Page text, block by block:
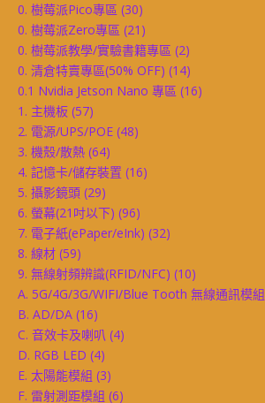
0. 樹莓派Pico專區 (30)
0. 樹莓派Zero專區 (21)
0. 樹莓派教學/實驗書籍專區 (2)
0. 清倉特賣專區(50% OFF) (14)
0.1 Nvidia Jetson Nano 專區 (16)
1. 主機板 (57)
2. 電源/UPS/POE (48)
3. 機殼/散熱 (64)
4. 記憶卡/儲存裝置 (16)
5. 攝影鏡頭 (29)
6. 螢幕(21吋以下) (96)
7. 電子紙(ePaper/eInk) (32)
8. 線材 (59)
9. 無線射頻辨識(RFID/NFC) (10)
A. 5G/4G/3G/WIFI/Blue Tooth 無線通訊模組
B. AD/DA (16)
C. 音效卡及喇叭 (4)
D. RGB LED (4)
E. 太陽能模組 (3)
F. 雷射測距模組 (6)